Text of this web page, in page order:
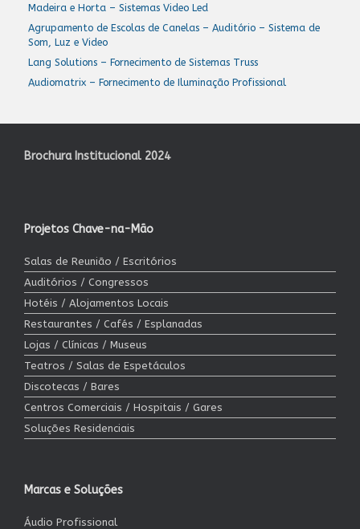
Madeira e Horta – Sistemas Video Led
Agrupamento de Escolas de Canelas – Auditório – Sistema de
Som, Luz e Video
Lang Solutions – Fornecimento de Sistemas Truss
Audiomatrix – Fornecimento de Iluminação Profissional
Brochura Institucional 2024
Projetos Chave-na-Mão
Salas de Reunião / Escritórios
Auditórios / Congressos
Hotéis / Alojamentos Locais
Restaurantes / Cafés / Esplanadas
Lojas / Clínicas / Museus
Teatros / Salas de Espetáculos
Discotecas / Bares
Centros Comerciais / Hospitais / Gares
Soluções Residenciais
Marcas e Soluções
Áudio Profissional